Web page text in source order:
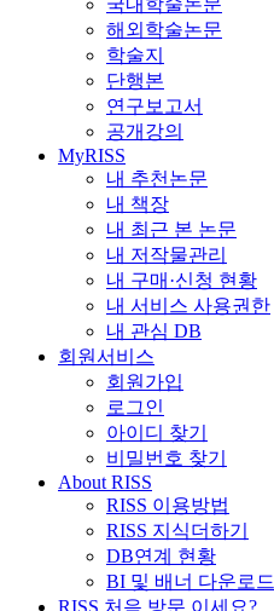
해외학술논문
학술지
단행본
연구보고서
공개강의
MyRISS
내 추천논문
내 책장
내 최근 본 논문
내 저작물관리
내 구매·신청 현황
내 서비스 사용권한
내 관심 DB
회원서비스
회원가입
로그인
아이디 찾기
비밀번호 찾기
About RISS
RISS 이용방법
RISS 지식더하기
DB연계 현황
BI 및 배너 다운로드
RISS 처음 방문 이세요?